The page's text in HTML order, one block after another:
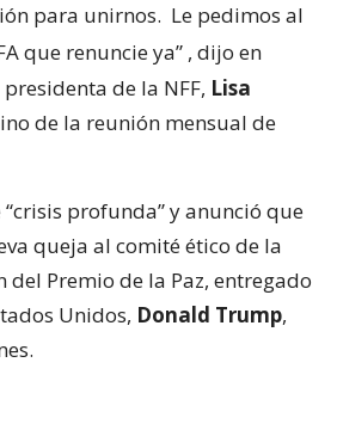
para unirnos. Le pedimos al
que renuncie ya” , dijo en
de la NFF, Lisa
de la reunión mensual de
“crisis profunda” y anunció que
queja al comité ético de la
del Premio de la Paz, entregado
Unidos, Donald Trump,